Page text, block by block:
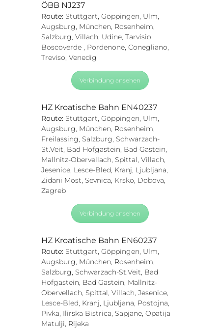
ÖBB NJ237
Route: Stuttgart, Göppingen, Ulm,
Augsburg, München, Rosenheim,
Salzburg, Villach, Udine, Tarvisio
Boscoverde , Pordenone, Conegliano,
Treviso, Venedig
Verbindung ansehen
HZ Kroatische Bahn EN40237
Route: Stuttgart, Göppingen, Ulm,
Augsburg, München, Rosenheim,
Freilassing, Salzburg, Schwarzach-
St.Veit, Bad Hofgastein, Bad Gastein,
Mallnitz-Obervellach, Spittal, Villach,
Jesenice, Lesce-Bled, Kranj, Ljubljana,
Zidani Most, Sevnica, Krsko, Dobova,
Zagreb
Verbindung ansehen
HZ Kroatische Bahn EN60237
Route: Stuttgart, Göppingen, Ulm,
Augsburg, München, Rosenheim,
Salzburg, Schwarzach-St.Veit, Bad
Hofgastein, Bad Gastein, Mallnitz-
Obervellach, Spittal, Villach, Jesenice,
Lesce-Bled, Kranj, Ljubljana, Postojna,
Pivka, Ilirska Bistrica, Sapjane, Opatija
Matulji, Rijeka